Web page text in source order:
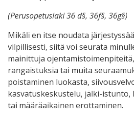
(Perusopetuslaki 36 d§, 36f§, 36g§)
Mikäli en itse noudata
vilpillisesti, siitä voi seurata
mainittuja
rangaistuksia tai muita
poistaminen luokasta,
kasvatuskeskustelu, jälki-
tai määräaikainen erottaminen.